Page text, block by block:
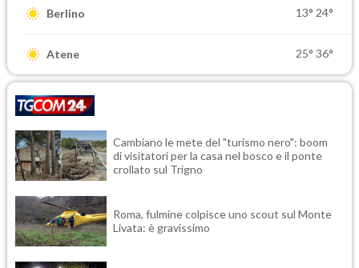
Berlino 13° 24°
Atene 25° 36°
Cambiano le mete del "turismo nero": boom
di visitatori per la casa nel bosco e il ponte
crollato sul Trigno
Roma, fulmine colpisce uno scout sul Monte
Livata: è gravissimo